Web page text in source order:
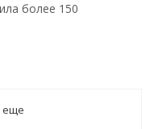
более 150
еще